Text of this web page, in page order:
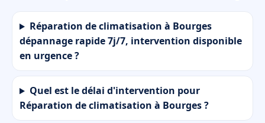
Réparation de climatisation à Bourges
dépannage rapide 7j/7, intervention disponible
en urgence ?
Quel est le délai d'intervention pour
Réparation de climatisation à Bourges ?